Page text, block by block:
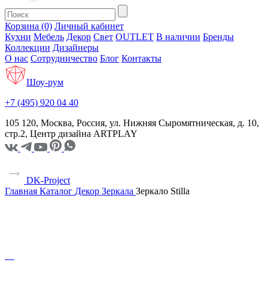
Корзина (0) Личный кабинет
Кухни Мебель Декор Свет OUTLET В наличии Бренды
Коллекции Дизайнеры
О нас Сотрудничество Блог Контакты
Шоу-рум
+7 (495) 920 04 40
105 120, Москва, Россия, ул. Нижняя Сыромятническая, д. 10,
стр.2, Центр дизайна ARTPLAY
DK-Project
Главная Каталог Декор Зеркала Зеркало Stilla